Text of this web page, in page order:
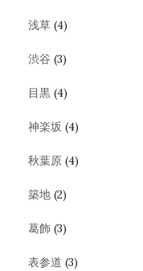
浅草 (4)
渋谷 (3)
目黒 (4)
神楽坂 (4)
秋葉原 (4)
築地 (2)
葛飾 (3)
表参道 (3)